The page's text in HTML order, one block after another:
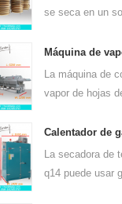
se seca en un
inoxidable, se
para todo tipo de
La máquina de
vapor de hojas
q80 puede
muchos tipos de
el té verde, el té
La secadora de
q14 puede usar